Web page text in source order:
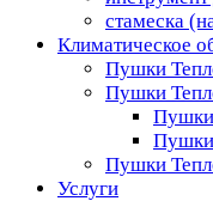
стамеска
Климатическое
Пушки
Пушки
Пушки
Пушки
Пушки
Услуги